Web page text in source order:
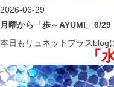
2026-06-29
月曜から「歩～AYUMI」6/29
本日もリュネットプラスblog
「水曜